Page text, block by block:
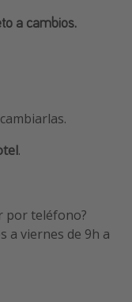
a cambios.
.
por teléfono?
a viernes de 9h a